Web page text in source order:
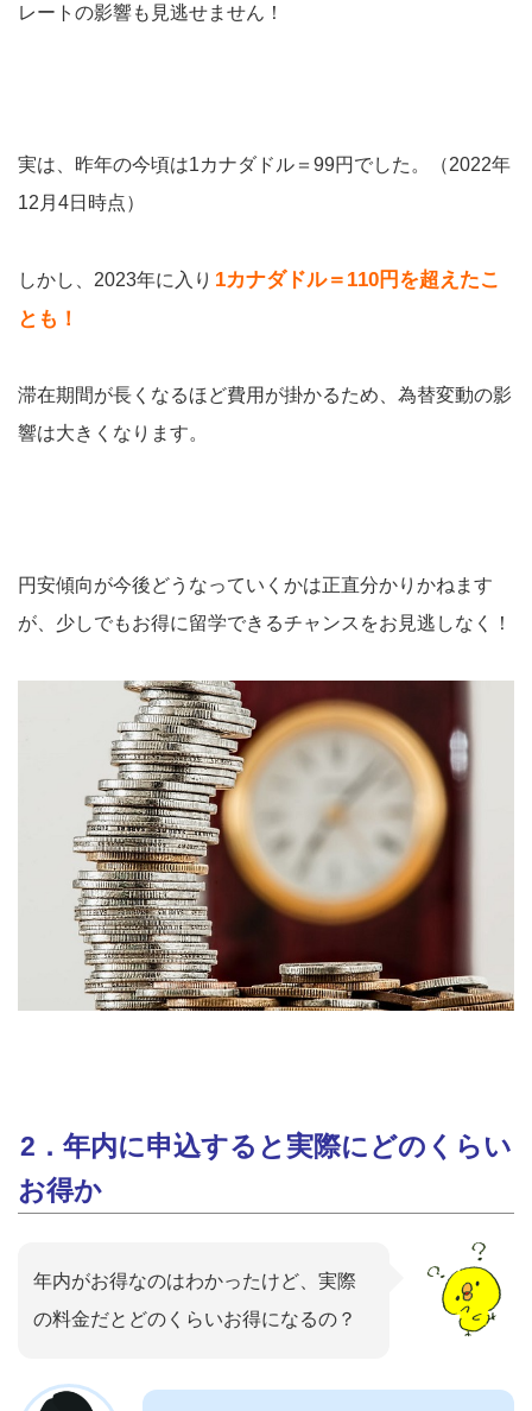
レートの影響も見逃せません！
実は、昨年の今頃は1カナダドル＝99円でした。（2022年
12月4日時点）
しかし、2023年に入り 1カナダドル＝110円を超えたこ
とも！
滞在期間が長くなるほど費用が掛かるため、為替変動の影
響は大きくなります。
円安傾向が今後どうなっていくかは正直分かりかねます
が、少しでもお得に留学できるチャンスをお見逃しなく！
2．年内に申込すると実際にどのくらい
お得か
年内がお得なのはわかったけど、実際
の料金だとどのくらいお得になるの？